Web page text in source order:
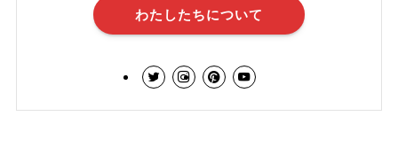
わたしたちについて